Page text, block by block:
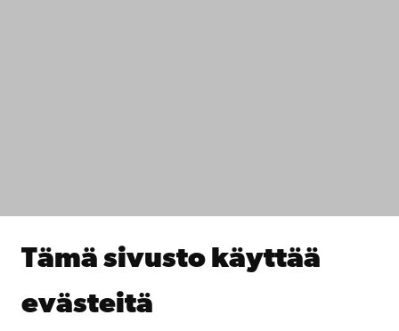
Tämä sivusto käyttää
evästeitä
Åbo Akademin kirjasto
Lahjoita Åbo Akademille
Åbo Akademista